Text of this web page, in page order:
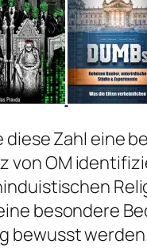
Zahl eine
von OM
besondere
bewusst